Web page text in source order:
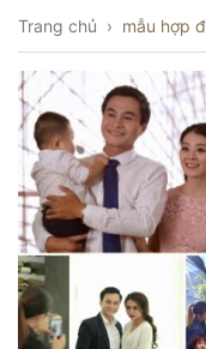
Trang chủ › mẫu hợp